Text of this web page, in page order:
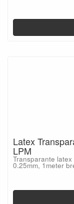
Latex
LPM
Transparante
0.25mm, 1meter